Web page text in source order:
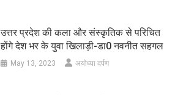
उत्तर प्रदेश की कला और संस्कृतिक से परिचित
होंगे देश भर के युवा खिलाड़ी-डा0 नवनीत सहगल
May 13, 2023 अयोध्या दर्पण